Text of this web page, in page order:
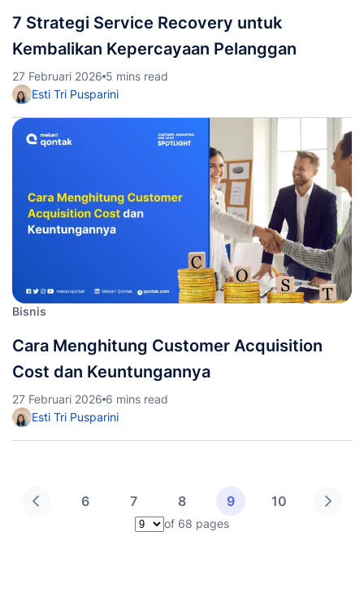
7 Strategi Service Recovery untuk
Kembalikan Kepercayaan Pelanggan
27 Februari 2026 5 mins read
Esti Tri Pusparini
Bisnis
Cara Menghitung Customer Acquisition
Cost dan Keuntungannya
27 Februari 2026 6 mins read
Esti Tri Pusparini
6 7 8 9
10
Pilih halaman
of 68 pages